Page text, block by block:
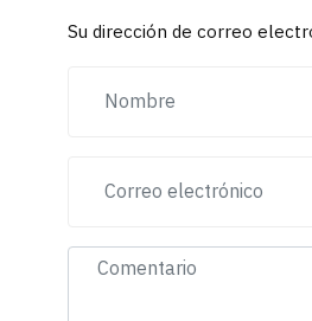
Su dirección de correo